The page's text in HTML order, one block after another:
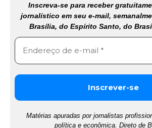
Inscreva-se para receber
jornalístico em seu e-mail,
Brasília, do Espírito Santo, do
Matérias apuradas por jornalistas
política e econômica. Direto de